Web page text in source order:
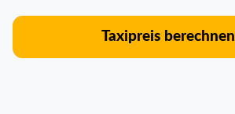
Taxipreis berechnen